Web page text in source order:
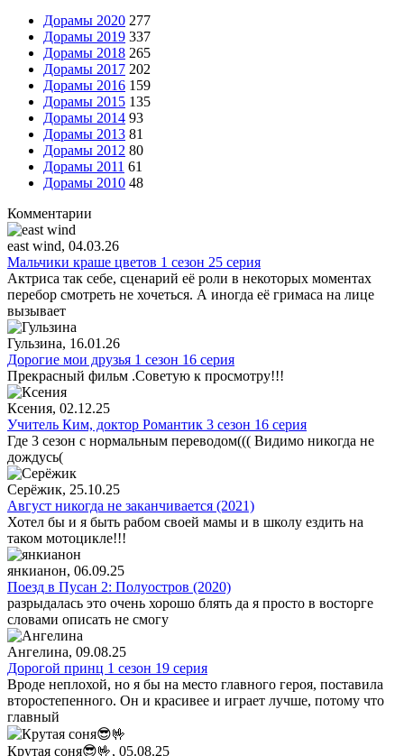
Дорамы 2020 277
Дорамы 2019 337
Дорамы 2018 265
Дорамы 2017 202
Дорамы 2016 159
Дорамы 2015 135
Дорамы 2014 93
Дорамы 2013 81
Дорамы 2012 80
Дорамы 2011 61
Дорамы 2010 48
Комментарии
east wind, 04.03.26
Мальчики краше цветов 1 сезон 25 серия
Актриса так себе, сценарий её роли в некоторых моментах
перебор смотреть не хочеться. А иногда её гримаса на лице
вызывает
Гульзина, 16.01.26
Дорогие мои друзья 1 сезон 16 серия
Прекрасный фильм .Советую к просмотру!!!
Ксения, 02.12.25
Учитель Ким, доктор Романтик 3 сезон 16 серия
Где 3 сезон с нормальным переводом((( Видимо никогда не
дождусь(
Серёжик, 25.10.25
Август никогда не заканчивается (2021)
Хотел бы и я быть рабом своей мамы и в школу ездить на
таком мотоцикле!!!
янкианон, 06.09.25
Поезд в Пусан 2: Полуостров (2020)
разрыдалась это очень хорошо блять да я просто в восторге
словами описать не смогу
Ангелина, 09.08.25
Дорогой принц 1 сезон 19 серия
Вроде неплохой, но я бы на место главного героя, поставила
второстепенного. Он и красивее и играет лучше, потому что
главный
Крутая соня😎🤟, 05.08.25